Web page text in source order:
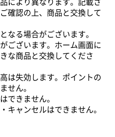
により異なります。記載さ
確認の上、商品と交換して
なる場合がございます。
ございます。ホーム画面に
な商品と交換してくださ
は失効します。ポイントの
せん。
できません。
キャンセルはできません。